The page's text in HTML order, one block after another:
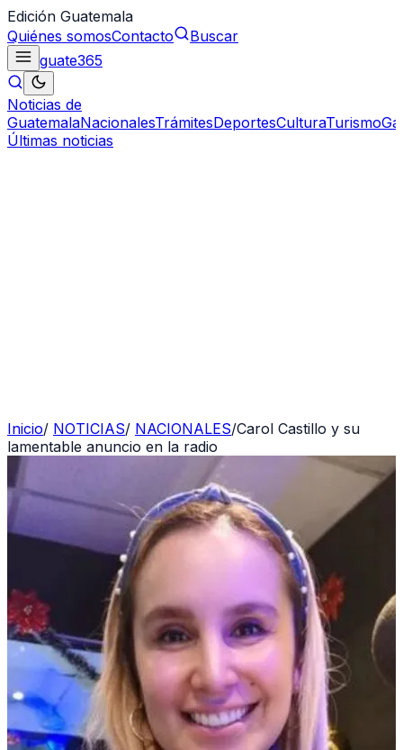
Edición Guatemala
Quiénes somosContacto
Buscar
guate365
Noticias de
GuatemalaNacionalesTrámitesDeportesCulturaTurismo
Últimas noticias
Inicio/ NOTICIAS/ NACIONALES/Carol Castillo y su
lamentable anuncio en la radio